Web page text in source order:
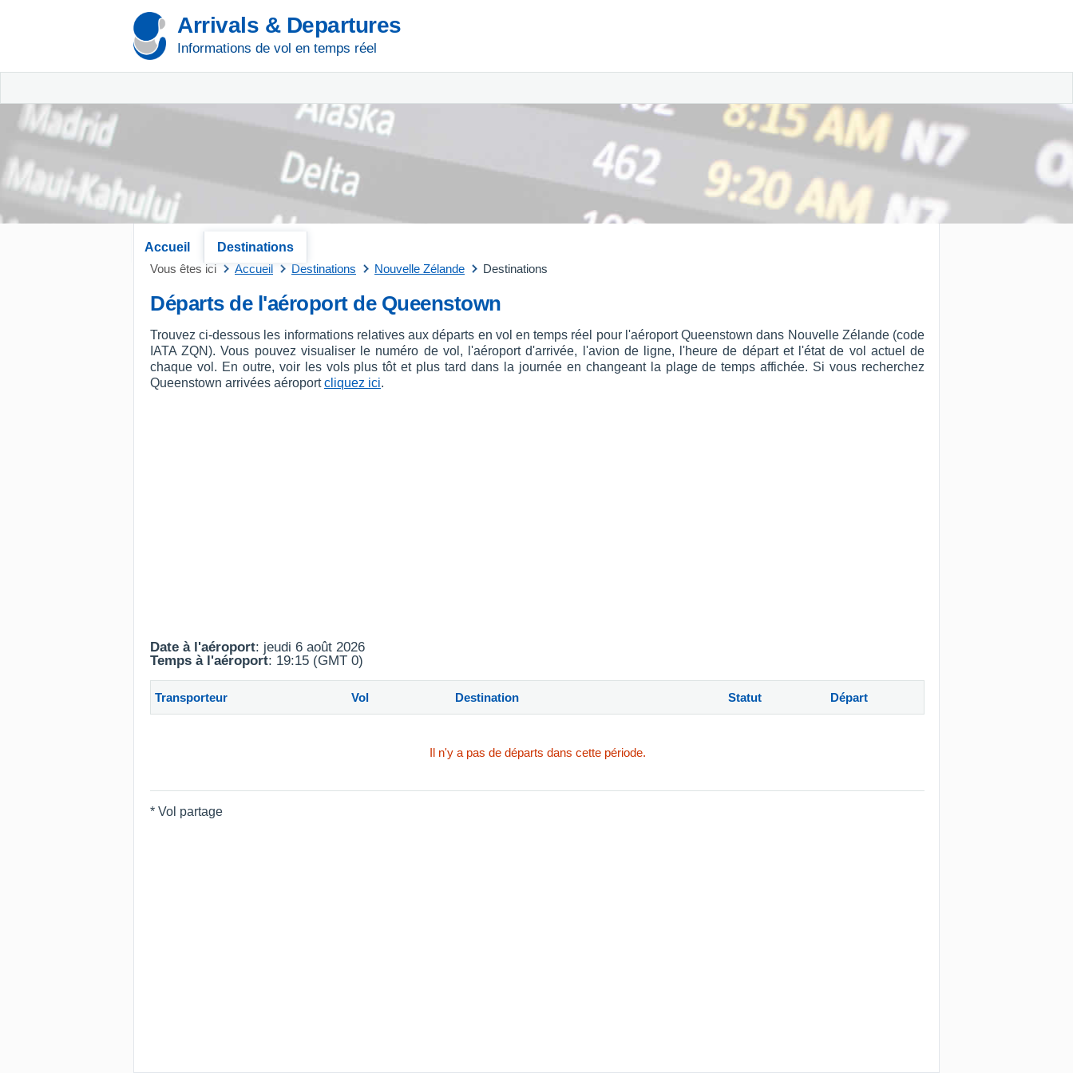
Arrivals & Departures
Informations de vol en temps réel
Accueil
Destinations
Vous êtes ici
Accueil Destinations Nouvelle Zélande Destinations
Départs de l'aéroport de Queenstown
Trouvez ci-dessous les informations relatives aux départs en vol en temps réel pour l'aéroport Queenstown dans Nouvelle Zélande (code
IATA ZQN). Vous pouvez visualiser le numéro de vol, l'aéroport d'arrivée, l'avion de ligne, l'heure de départ et l'état de vol actuel de
chaque vol. En outre, voir les vols plus tôt et plus tard dans la journée en changeant la plage de temps affichée. Si vous recherchez
Queenstown arrivées aéroportcliquez ici.
Date à l'aéroport: jeudi 6 août 2026
Temps à l'aéroport: 19:15 (GMT 0)
Transporteur Vol Destination Statut Départ
Il n'y a pas de départs dans cette période.
* Vol partage